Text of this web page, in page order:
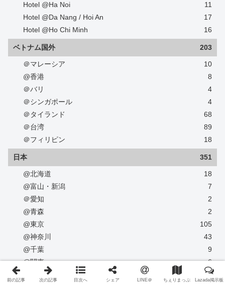
Hotel @Ha Noi
11
Hotel @Da Nang / Hoi An
17
Hotel @Ho Chi Minh
16
ベトナム国外 203
＠マレーシア
10
@香港
8
＠バリ
4
＠シンガポール
4
＠タイランド
68
＠台湾
89
＠フィリピン
18
日本 351
@北海道
18
@富山・新潟
7
＠愛知
2
@青森
2
@東京
105
@神奈川
43
@千葉
9
@関東
6
8
前の記事 次の記事 目次へ シェア LINE＠ ちぇりまっぷ Lazada掲示板